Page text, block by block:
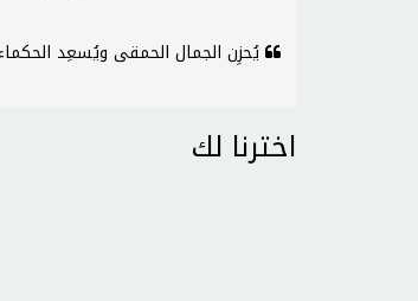
يُحزِن الجمال الحمقى ويُسعِد
اخترنا لك